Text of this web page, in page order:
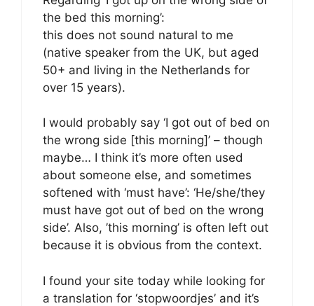
the bed this morning’:
this does not sound natural to me
(native speaker from the UK, but aged
50+ and living in the Netherlands for
over 15 years).
I would probably say ‘I got out of bed on
the wrong side [this morning]’ – though
maybe… I think it’s more often used
about someone else, and sometimes
softened with ‘must have’: ‘He/she/they
must have got out of bed on the wrong
side’. Also, ’this morning’ is often left out
because it is obvious from the context.
I found your site today while looking for
a translation for ‘stopwoordjes’ and it’s